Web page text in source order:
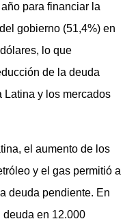
para financiar la
gobierno (51,4%) en
lo que
de la deuda
Latina y los mercados
el aumento de los
y el gas permitió a
deuda pendiente. En
deuda en 12.000